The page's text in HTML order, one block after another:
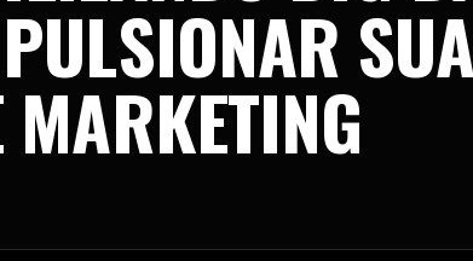
SIGA A BAM
MARKETING